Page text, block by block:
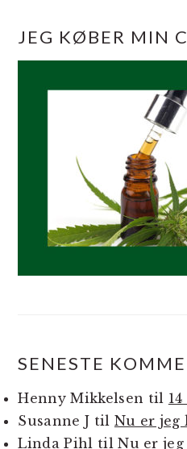
JEG KØBER MIN
SENESTE
Henny Mikkelsen til
Susanne J til Nu er jeg
Linda Pihl tilNu er